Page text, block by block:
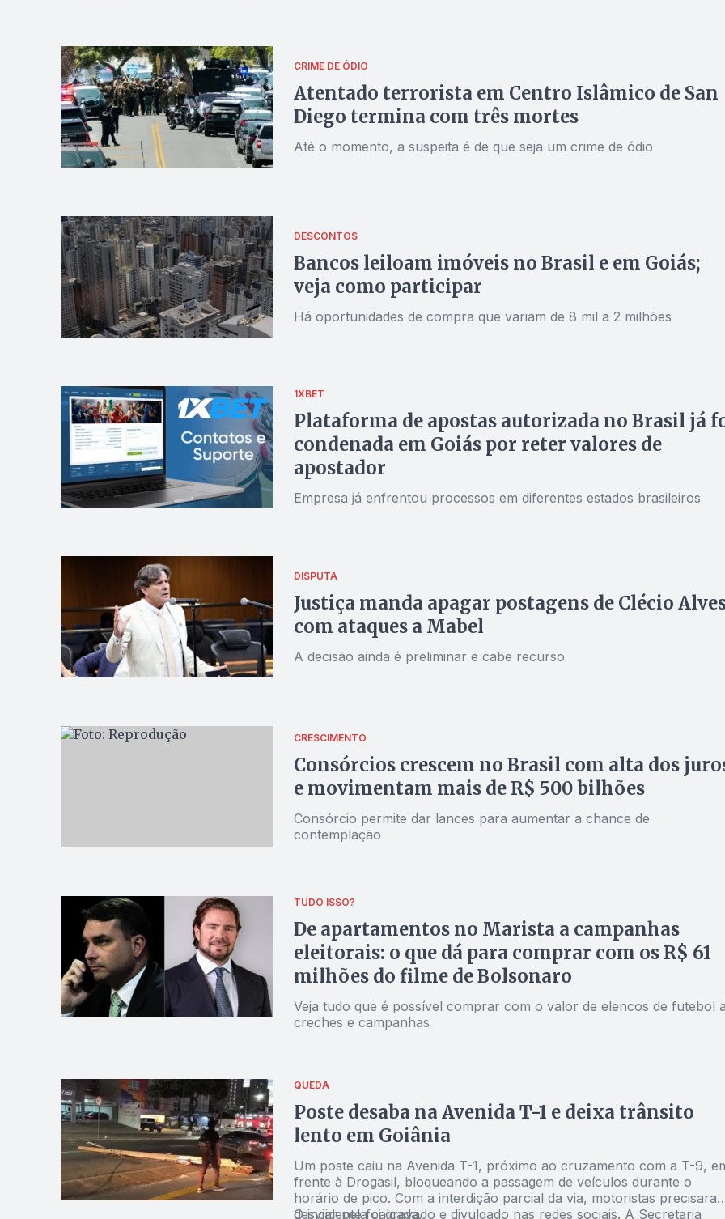
CRIME DE ÓDIO
Atentado terrorista em Centro Islâmico de San
Diego termina com três mortes
Até o momento, a suspeita é de que seja um crime de ódio
DESCONTOS
Bancos leiloam imóveis no Brasil e em Goiás;
veja como participar
Há oportunidades de compra que variam de 8 mil a 2 milhões
1XBET
Plataforma de apostas autorizada no Brasil já
condenada em Goiás por reter valores de
apostador
Empresa já enfrentou processos em diferentes estados brasileiros
DISPUTA
Justiça manda apagar postagens de Clécio
com ataques a Mabel
A decisão ainda é preliminar e cabe recurso
CRESCIMENTO
Consórcios crescem no Brasil com alta dos
e movimentam mais de R$ 500 bilhões
Consórcio permite dar lances para aumentar a chance de
contemplação
TUDO ISSO?
De apartamentos no Marista a campanhas
eleitorais: o que dá para comprar com os R$ 61
milhões do filme de Bolsonaro
Veja tudo que é possível comprar com o valor de elencos de futebol
creches e campanhas
QUEDA
Poste desaba na Avenida T-1 e deixa trânsito
lento em Goiânia
Um poste caiu na Avenida T-1, próximo ao cruzamento com a T-9,
frente à Drogasil, bloqueando a passagem de veículos durante o
horário de pico. Com a interdição parcial da via, motoristas
desviar pela calçada.
O incidente foi gravado e divulgado nas redes sociais. A Secretaria